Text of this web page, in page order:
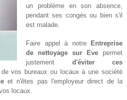
un problème en son absence,
pendant ses congés ou bien s'il
est malade.
Faire appel à notre
Entreprise
de nettoyage sur Eve permet
justement d'éviter ces
vos bureaux ou locaux à une société
et n'êtes pas l'employeur direct de la
locaux.